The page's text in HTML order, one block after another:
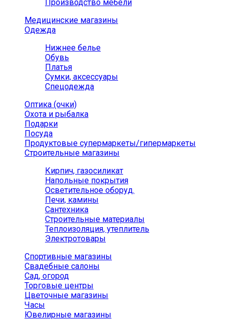
Производство мебели
Медицинские магазины
Одежда
Нижнее белье
Обувь
Платья
Сумки, аксессуары
Спецодежда
Оптика (очки)
Охота и рыбалка
Подарки
Посуда
Продуктовые супермаркеты/гипермаркеты
Строительные магазины
Кирпич, газосиликат
Напольные покрытия
Осветительное оборуд.
Печи, камины
Сантехника
Строительные материалы
Теплоизоляция, утеплитель
Электротовары
Спортивные магазины
Свадебные салоны
Сад, огород
Торговые центры
Цветочные магазины
Часы
Ювелирные магазины